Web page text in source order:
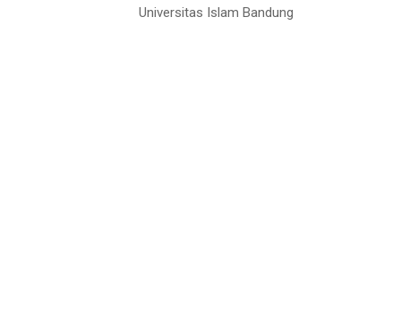
Universitas Islam Bandung